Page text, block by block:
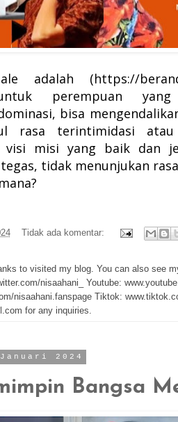
adalah (https://
perempuan
bisa
rasa terintimidasi
visi misi yang baik dan
tidak menunjukan
Tidak ada komentar:
to visited my blog. You can also see
nisaahani_ Youtube:
nisaahani.fanspage Tiktok:
for any inquiries.
2024
Bangsa